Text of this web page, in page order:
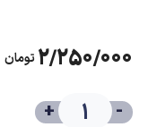
۲/۲۵۰/۰۰۰ تومان
-
+